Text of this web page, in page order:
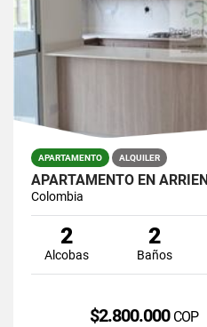
APARTAMENTO ALQUILER
Colombia
2
Alcobas
2
Baños
$2.800.000 COP